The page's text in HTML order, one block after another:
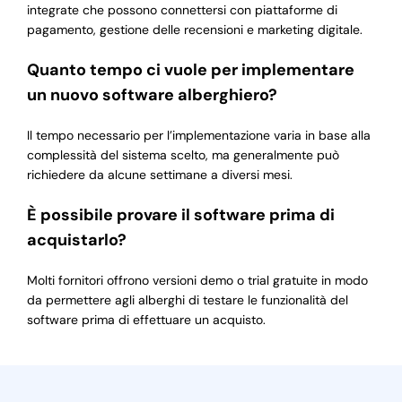
integrate che possono connettersi con piattaforme di
pagamento, gestione delle recensioni e marketing digitale.
Quanto tempo ci vuole per implementare
un nuovo software alberghiero?
Il tempo necessario per l’implementazione varia in base alla
complessità del sistema scelto, ma generalmente può
richiedere da alcune settimane a diversi mesi.
È possibile provare il software prima di
acquistarlo?
Molti fornitori offrono versioni demo o trial gratuite in modo
da permettere agli alberghi di testare le funzionalità del
software prima di effettuare un acquisto.